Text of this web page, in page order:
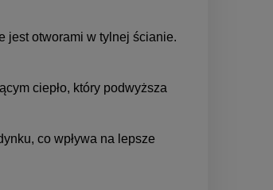
jest otworami w tylnej ścianie.
ciepło, który podwyższa
co wpływa na lepsze